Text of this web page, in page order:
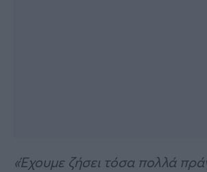
«Έχουμε ζήσει τόσα πολλά